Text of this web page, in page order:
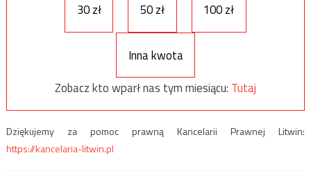
30 zł
50 zł 100 zł
Inna kwota
Zobacz kto wparł nas tym miesiącu: Tutaj
Dziękujemy za pomoc prawną Kancelarii Prawnej Litwin:
https://kancelaria-litwin.pl